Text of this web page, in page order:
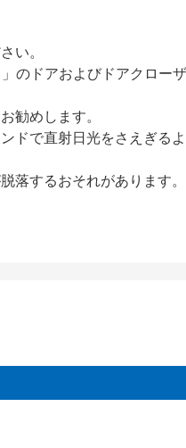
い。
のドアおよびドアクロー
勧めします。
で直射日光をさえぎるよ
するおそれがあります。